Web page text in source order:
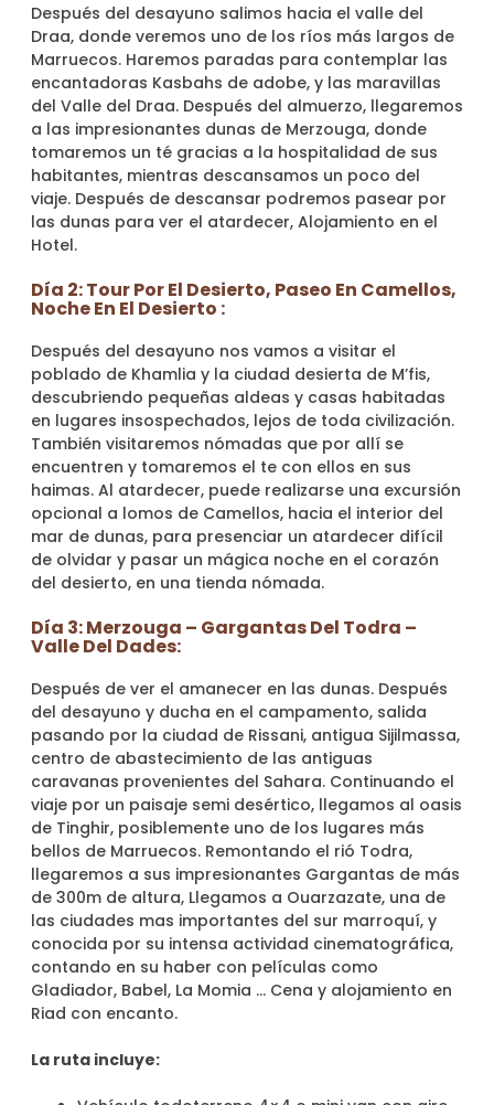
Después del desayuno salimos hacia el valle del
Draa, donde veremos uno de los ríos más largos de
Marruecos. Haremos paradas para contemplar las
encantadoras Kasbahs de adobe, y las maravillas
del Valle del Draa. Después del almuerzo, llegaremos
a las impresionantes dunas de Merzouga, donde
tomaremos un té gracias a la hospitalidad de sus
habitantes, mientras descansamos un poco del
viaje. Después de descansar podremos pasear por
las dunas para ver el atardecer, Alojamiento en el
Hotel.
Día 2: Tour Por El Desierto, Paseo En Camellos,
Noche En El Desierto :
Después del desayuno nos vamos a visitar el
poblado de Khamlia y la ciudad desierta de M’fis,
descubriendo pequeñas aldeas y casas habitadas
en lugares insospechados, lejos de toda civilización.
También visitaremos nómadas que por allí se
encuentren y tomaremos el te con ellos en sus
haimas. Al atardecer, puede realizarse una excursión
opcional a lomos de Camellos, hacia el interior del
mar de dunas, para presenciar un atardecer difícil
de olvidar y pasar un mágica noche en el corazón
del desierto, en una tienda nómada.
Día 3: Merzouga – Gargantas Del Todra –
Valle Del Dades:
Después de ver el amanecer en las dunas. Después
del desayuno y ducha en el campamento, salida
pasando por la ciudad de Rissani, antigua Sijilmassa,
centro de abastecimiento de las antiguas
caravanas provenientes del Sahara. Continuando el
viaje por un paisaje semi desértico, llegamos al oasis
de Tinghir, posiblemente uno de los lugares más
bellos de Marruecos. Remontando el rió Todra,
llegaremos a sus impresionantes Gargantas de más
de 300m de altura, Llegamos a Ouarzazate, una de
las ciudades mas importantes del sur marroquí, y
conocida por su intensa actividad cinematográfica,
contando en su haber con películas como
Gladiador, Babel, La Momia … Cena y alojamiento en
Riad con encanto.
La ruta incluye: